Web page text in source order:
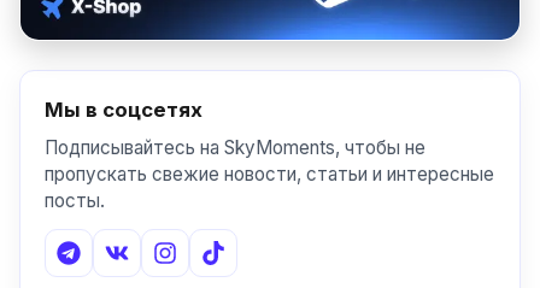
Мы в соцсетях
Подписывайтесь на SkyMoments, чтобы не
пропускать свежие новости, статьи и интересные
посты.